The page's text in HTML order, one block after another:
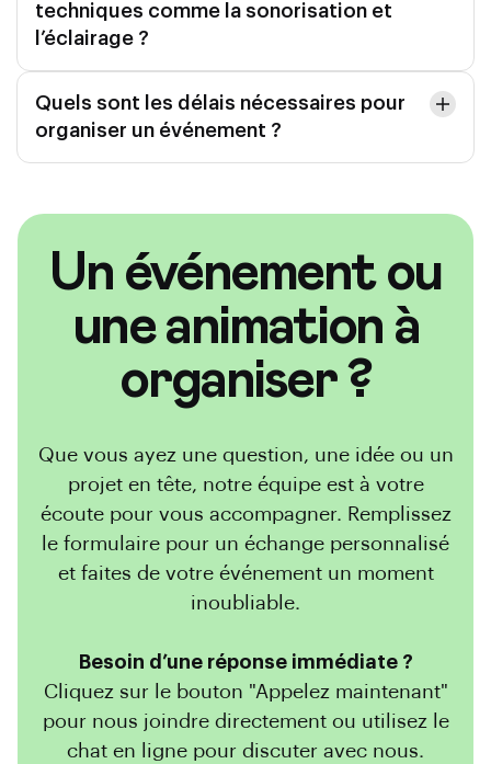
techniques comme la sonorisation et
l’éclairage ?
Quels sont les délais nécessaires pour
organiser un événement ?
Un événement ou
une animation à
organiser ?
Que vous ayez une question, une idée ou un
projet en tête, notre équipe est à votre
écoute pour vous accompagner. Remplissez
le formulaire pour un échange personnalisé
et faites de votre événement un moment
inoubliable.
Besoin d’une réponse immédiate ?
Cliquez sur le bouton "Appelez maintenant"
pour nous joindre directement ou utilisez le
chat en ligne pour discuter avec nous.